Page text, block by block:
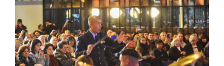
General
La
Ciudad
Deportes